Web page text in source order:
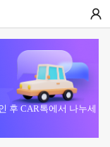
후 CAR톡에서 나누세